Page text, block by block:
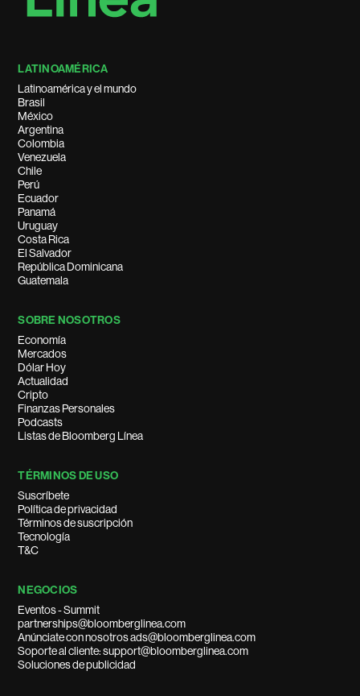
LATINOAMÉRICA
Latinoamérica y el mundo
Brasil
México
Argentina
Colombia
Venezuela
Chile
Perú
Ecuador
Panamá
Uruguay
Costa Rica
El Salvador
República Dominicana
Guatemala
SOBRE NOSOTROS
Economía
Mercados
Dólar Hoy
Actualidad
Cripto
Finanzas Personales
Podcasts
Listas de Bloomberg Línea
TÉRMINOS DE USO
Suscríbete
Política de privacidad
Términos de suscripción
Tecnología
T&C
NEGOCIOS
Eventos - Summit
partnerships@bloomberglinea.com
Anúnciate con nosotros ads@bloomberglinea.com
Soporte al cliente: support@bloomberglinea.com
Soluciones de publicidad